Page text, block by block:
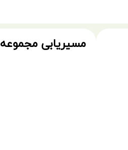
مسیریابی مجموعه